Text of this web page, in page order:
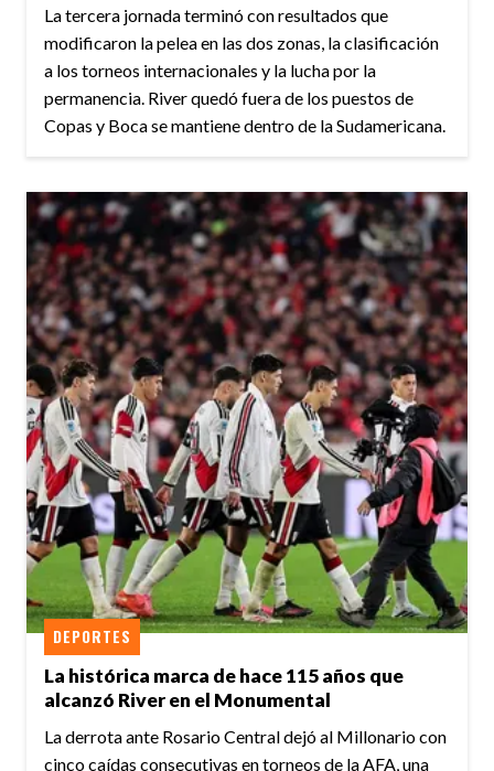
La tercera jornada terminó con resultados que
modificaron la pelea en las dos zonas, la clasificación
a los torneos internacionales y la lucha por la
permanencia. River quedó fuera de los puestos de
Copas y Boca se mantiene dentro de la Sudamericana.
La histórica marca de hace 115 años que
alcanzó River en el Monumental
DEPORTES
La derrota ante Rosario Central dejó al Millonario con
cinco caídas consecutivas en torneos de la AFA, una